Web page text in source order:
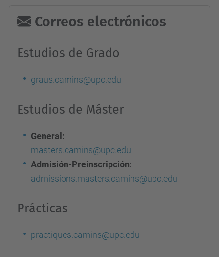
Correos electrónicos
Estudios de Grado
graus.camins@upc.edu
Estudios de Máster
General:
masters.camins@upc.edu
Admisión-Preinscripción:
admissions.masters.camins@upc.edu
Prácticas
practiques.camins@upc.edu